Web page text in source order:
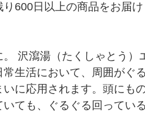
600日以上の商品をお届け
沢瀉湯（たくしゃとう
生活において、周囲がぐ
に応用されます。頭に
ても、ぐるぐる回って